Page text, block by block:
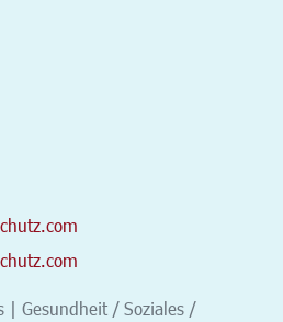
| Gesundheit / Soziales /